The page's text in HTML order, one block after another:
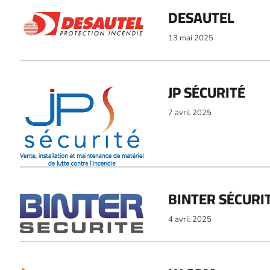
DESAUTEL
13 mai 2025
JP SÉCURITÉ
7 avril 2025
BINTER
4 avril 2025